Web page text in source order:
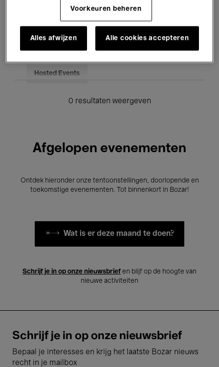
Voor iedereen Kids’ Palace
Onderwijs Rondleidingen
Hosted Events
0 resultaten weergeven
Afgelopen evenementen
Ontdek hieronder onze tentoonstellingen, doorlopende en
toekomstige evenementen. Tot binnenkort in Bozar!
Wat is er deze maand te doen?
Schrijf je in op onze nieuwsbrief en blijf op de hoogte van
nieuwe activiteiten
Schrijf je in op onze nieuwsbrief
Bepaal je interesses en krijg het laatste Bozar nieuws
recht in je mailbox
Voorkeuren beheren
Alles afwijzen Alle cookies accepteren